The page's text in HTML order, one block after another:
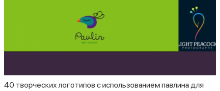
40 творческих логотипов с использованием павлина для